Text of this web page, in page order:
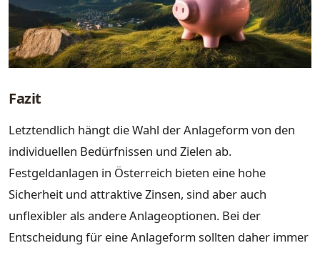
Fazit
Letztendlich hängt die Wahl der Anlageform von den
individuellen Bedürfnissen und Zielen ab.
Festgeldanlagen in Österreich bieten eine hohe
Sicherheit und attraktive Zinsen, sind aber auch
unflexibler als andere Anlageoptionen. Bei der
Entscheidung für eine Anlageform sollten daher immer